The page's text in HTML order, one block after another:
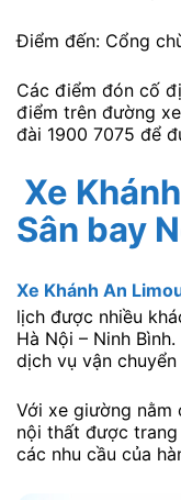
Điểm đến: Cổng
Các điểm đón cố
điểm trên đường
đài 1900 7075 để
Xe
Sân bay
Xe Khánh An
lịch được nhiều
Hà Nội – Ninh
dịch vụ vận
Với xe giường nằm
nội thất được trang
các nhu cầu của